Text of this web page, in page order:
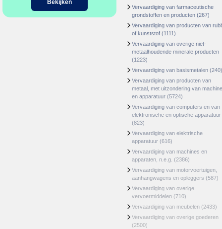
Bekijken
Vervaardiging van farmaceutische
grondstoffen en producten (267)
Vervaardiging van producten van
of kunststof (1111)
Vervaardiging van overige niet-
metaalhoudende minerale producten
(1223)
Vervaardiging van basismetalen (240)
Vervaardiging van producten van
metaal, met uitzondering van
en apparatuur (5724)
Vervaardiging van computers en van
elektronische en optische apparatuur
(823)
Vervaardiging van elektrische
apparatuur (616)
Vervaardiging van machines en
apparaten, n.e.g. (2386)
Vervaardiging van motorvoertuigen,
aanhangwagens en opleggers (587)
Vervaardiging van overige
vervoermiddelen (710)
Vervaardiging van meubelen (2433)
Vervaardiging van overige goederen
(2500)